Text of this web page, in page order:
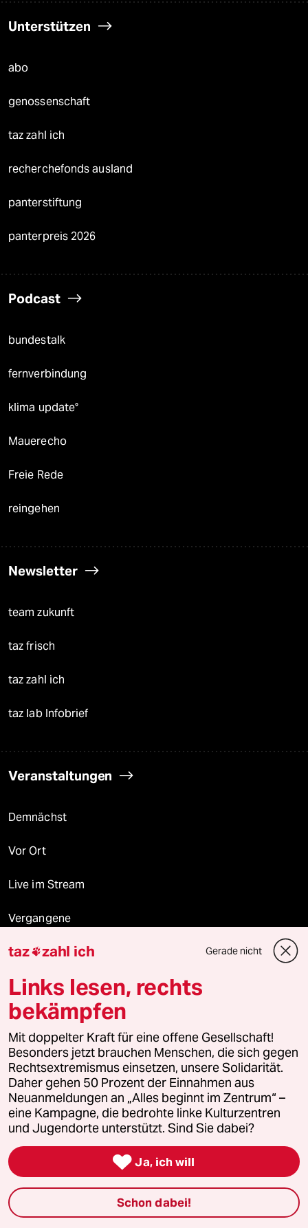
Unterstützen
abo
genossenschaft
taz zahl ich
recherchefonds ausland
panterstiftung
panterpreis 2026
Podcast
bundestalk
fernverbindung
klima update°
Mauerecho
Freie Rede
reingehen
Newsletter
team zukunft
taz frisch
taz zahl ich
taz lab Infobrief
Veranstaltungen
Demnächst
Vor Ort
Live im Stream
Vergangene
taz lab 2027
Mehr taz Lesestoff
taz Blogs
taz FUTURZWEI
Le Monde diplomatique
taz Archiv
Mehr taz Angebote
taz zahl ich Gerade nicht
Links lesen, rechts
bekämpfen
Mit doppelter Kraft für eine offene Gesellschaft!
Besonders jetzt brauchen Menschen, die sich gegen
Rechtsextremismus einsetzen, unsere Solidarität.
Daher gehen 50 Prozent der Einnahmen aus
Neuanmeldungen an „Alles beginnt im Zentrum“ –
eine Kampagne, die bedrohte linke Kulturzentren
und Jugendorte unterstützt. Sind Sie dabei?
 Ja, ich will
Schon dabei!